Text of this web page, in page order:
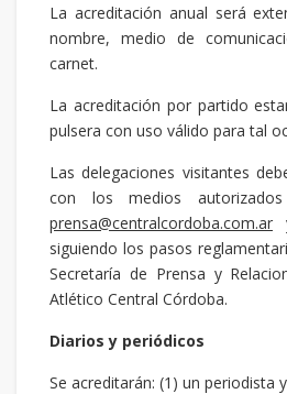
La acreditación anual será
nombre, medio de
carnet.
La acreditación por partido
pulsera con uso válido para tal
Las delegaciones visitantes
con los medios
prensa@centralcordoba.com.ar
siguiendo los pasos
Secretaría de Prensa y
Atlético Central Córdoba.
Diarios y periódicos
Se acreditarán: (1) un periodista